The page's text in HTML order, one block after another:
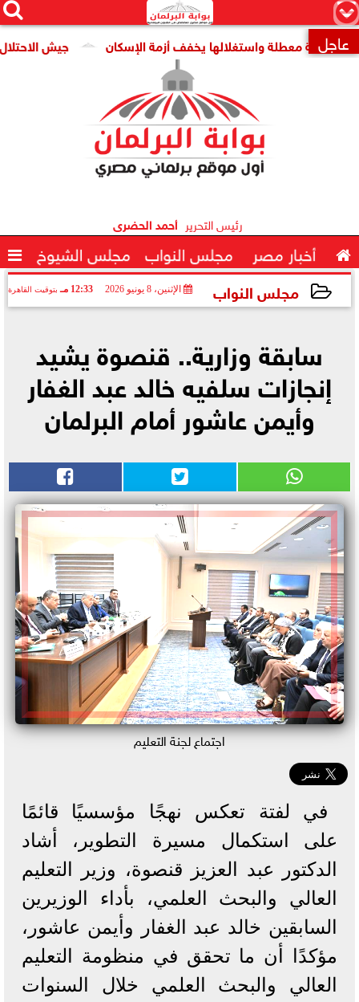
×


 عاجل جيش الاحتلال: مقتل جنديين معطلة واستغلالها يخفف أزمة الإسكان
رئيس التحرير أحمد الحضرى
 أخبار مصر مجلس النواب مجلس الشيوخ 
مجلس النواب الإثنين، 8 يونيو 2026 12:33 مـ بتوقيت القاهرة
سابقة وزارية.. قنصوة يشيد
إنجازات سلفيه خالد عبد الغفار
وأيمن عاشور أمام البرلمان
اجتماع لجنة التعليم
في لفتة تعكس نهجًا مؤسسيًا قائمًا
على استكمال مسيرة التطوير، أشاد
الدكتور عبد العزيز قنصوة، وزير التعليم
العالي والبحث العلمي، بأداء الوزيرين
السابقين خالد عبد الغفار وأيمن عاشور،
مؤكدًا أن ما تحقق في منظومة التعليم
العالي والبحث العلمي خلال السنوات